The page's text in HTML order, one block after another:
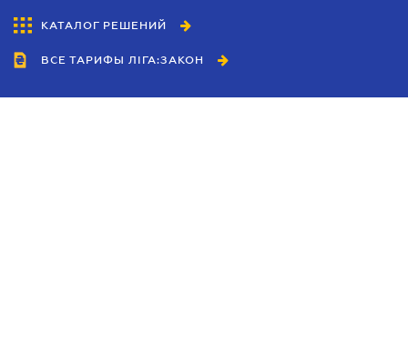
КАТАЛОГ РЕШЕНИЙ
ВСЕ ТАРИФЫ ЛІГА:ЗАКОН